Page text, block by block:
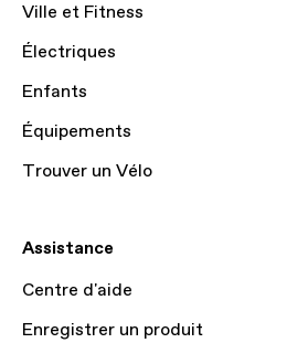
Ville et Fitness
Électriques
Enfants
Équipements
Trouver un Vélo
Assistance
Centre d'aide
Enregistrer un produit